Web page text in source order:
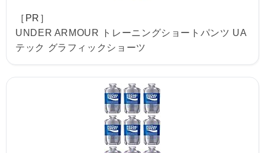
［PR］
UNDER ARMOUR トレーニングショートパンツ UA
テック グラフィックショーツ